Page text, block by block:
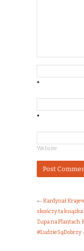
*
*
Website
← Kardynał
skończy ta książka
Zupa na Plantach.
#LudzieSąDobrzy